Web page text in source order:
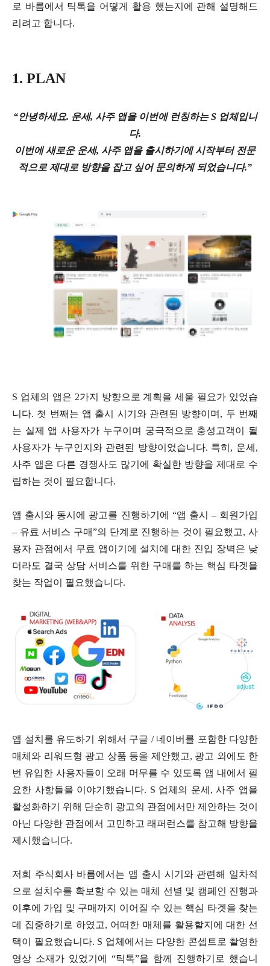
로 바름에서 틱톡을 어떻게 활용 했는지에 관해 설명해드
리려고 합니다.
1. PLAN
“안녕하세요. 운세, 사주 앱을 이번에 런칭하는 S 업체입니
다.
이번에 새로운 운세, 사주 앱을 출시하기에 시작부터 전문
적으로 제대로 방향을 잡고 싶어 문의하게 되었습니다.”
S 업체의 앱은 2가지 방향으로 계획을 세울 필요가 있었습
니다. 첫 번째는 앱 출시 시기와 관련된 방향이며, 두 번째
는 실제 앱 사용자가 누구이며 궁극적으로 충성고객이 될
사용자가 누구인지와 관련된 방향이었습니다. 특히, 운세,
사주 앱은 다른 경쟁사도 많기에 확실한 방향을 제대로 수
립하는 것이 필요합니다.
앱 출시와 동시에 광고를 진행하기에 “앱 출시 – 회원가입
– 유료 서비스 구매”의 단계로 진행하는 것이 필요했고, 사
용자 관점에서 무료 앱이기에 설치에 대한 진입 장벽은 낮
더라도 결국 상담 서비스를 위한 구매를 하는 핵심 타겟을
찾는 작업이 필요했습니다.
앱 설치를 유도하기 위해서 구글 / 네이버를 포함한 다양한
매체와 리워드형 광고 상품 등을 제안했고, 광고 외에도 한
번 유입한 사용자들이 오래 머무를 수 있도록 앱 내에서 필
요한 사항들을 이야기했습니다. S 업체의 운세, 사주 앱을
활성화하기 위해 단순히 광고의 관점에서만 제안하는 것이
아닌 다양한 관점에서 고민하고 래퍼런스를 참고해 방향을
제시했습니다.
저희 주식회사 바름에서는 앱 출시 시기와 관련해 일차적
으로 설치수를 확보할 수 있는 매체 선별 및 캠페인 진행과
이후에 가입 및 구매까지 이어질 수 있는 핵심 타겟을 찾는
데 집중하기로 하였고, 어떠한 매체를 활용할지에 대한 선
택이 필요했습니다. S 업체에서는 다양한 콘셉트로 촬영한
영상 소재가 있었기에 “틱톡”을 함께 진행하기로 했습니